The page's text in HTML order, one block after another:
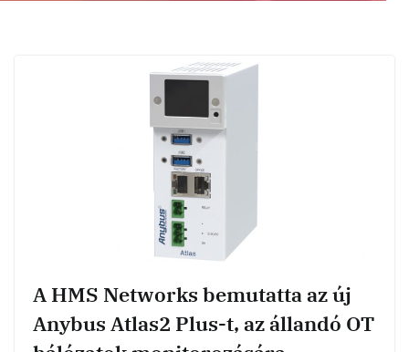
A HMS Networks bemutatta az új
Anybus Atlas2 Plus-t, az állandó OT